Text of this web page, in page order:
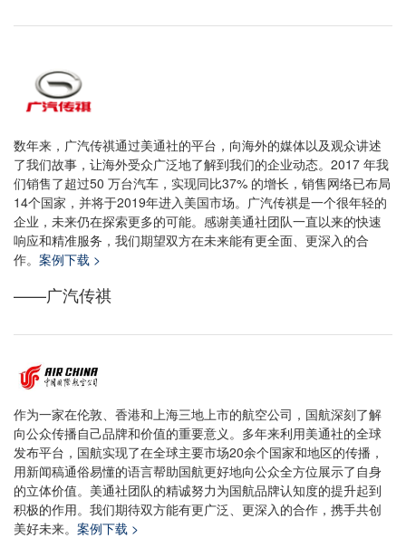
数年来，广汽传祺通过美通社的平台，向海外的媒体以及观众讲述
了我们故事，让海外受众广泛地了解到我们的企业动态。2017 年我
们销售了超过50 万台汽车，实现同比37% 的增长，销售网络已布局
14个国家，并将于2019年进入美国市场。广汽传祺是一个很年轻的
企业，未来仍在探索更多的可能。感谢美通社团队一直以来的快速
响应和精准服务，我们期望双方在未来能有更全面、更深入的合
作。 案例下载 >
——广汽传祺
作为一家在伦敦、香港和上海三地上市的航空公司，国航深刻了解
向公众传播自己品牌和价值的重要意义。多年来利用美通社的全球
发布平台，国航实现了在全球主要市场20余个国家和地区的传播，
用新闻稿通俗易懂的语言帮助国航更好地向公众全方位展示了自身
的立体价值。美通社团队的精诚努力为国航品牌认知度的提升起到
积极的作用。我们期待双方能有更广泛、更深入的合作，携手共创
美好未来。 案例下载 >